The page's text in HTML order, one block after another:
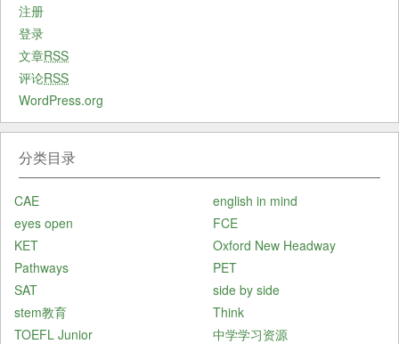
注册
登录
文章RSS
评论RSS
WordPress.org
分类目录
CAE
english in mind
eyes open
FCE
KET
Oxford New Headway
Pathways
PET
SAT
side by side
stem教育
Think
TOEFL Junior
中学学习资源